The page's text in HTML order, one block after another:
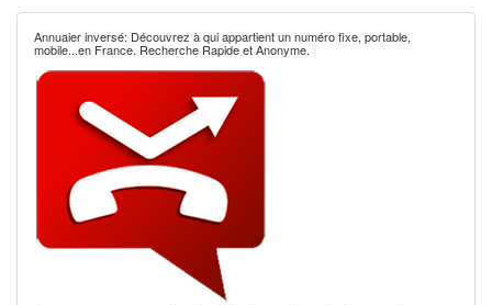
Annuaier inversé: Découvrez à qui appartient un numéro fixe, portable,
mobile...en France. Recherche Rapide et Anonyme.